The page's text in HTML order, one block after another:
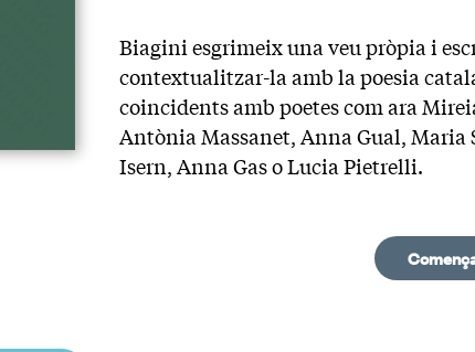
Biagini esgrimeix una veu pròpia i
contextualitzar-la amb la poesia
coincidents amb poetes com ara
Antònia Massanet, Anna Gual, Maria
Isern, Anna Gas o Lucia Pietrelli.